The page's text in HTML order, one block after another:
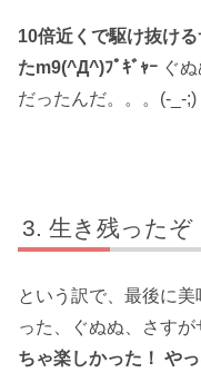
10倍近くで駆け抜け
たm9(^Д^)ﾌﾟｷﾞｬｰ ぐ
だったんだ。。。(-_-;)
生き残ったぞ
という訳で、最後に
った、ぐぬぬ、さすが
ちゃ楽しかった！ や